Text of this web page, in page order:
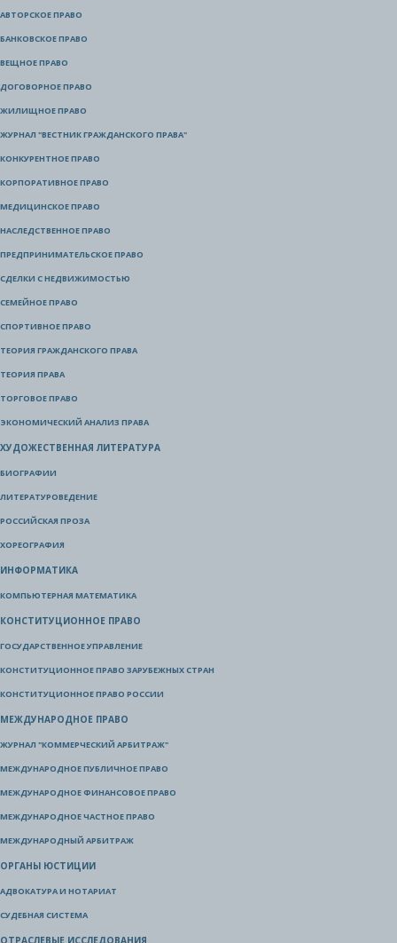
АВТОРСКОЕ ПРАВО
БАНКОВСКОЕ ПРАВО
ВЕЩНОЕ ПРАВО
ДОГОВОРНОЕ ПРАВО
ЖИЛИЩНОЕ ПРАВО
ЖУРНАЛ "ВЕСТНИК ГРАЖДАНСКОГО ПРАВА"
КОНКУРЕНТНОЕ ПРАВО
КОРПОРАТИВНОЕ ПРАВО
МЕДИЦИНСКОЕ ПРАВО
НАСЛЕДСТВЕННОЕ ПРАВО
ПРЕДПРИНИМАТЕЛЬСКОЕ ПРАВО
СДЕЛКИ С НЕДВИЖИМОСТЬЮ
СЕМЕЙНОЕ ПРАВО
СПОРТИВНОЕ ПРАВО
ТЕОРИЯ ГРАЖДАНСКОГО ПРАВА
ТЕОРИЯ ПРАВА
ТОРГОВОЕ ПРАВО
ЭКОНОМИЧЕСКИЙ АНАЛИЗ ПРАВА
ХУДОЖЕСТВЕННАЯ ЛИТЕРАТУРА
БИОГРАФИИ
ЛИТЕРАТУРОВЕДЕНИЕ
РОССИЙСКАЯ ПРОЗА
ХОРЕОГРАФИЯ
ИНФОРМАТИКА
КОМПЬЮТЕРНАЯ МАТЕМАТИКА
КОНСТИТУЦИОННОЕ ПРАВО
ГОСУДАРСТВЕННОЕ УПРАВЛЕНИЕ
КОНСТИТУЦИОННОЕ ПРАВО ЗАРУБЕЖНЫХ СТРАН
КОНСТИТУЦИОННОЕ ПРАВО РОССИИ
МЕЖДУНАРОДНОЕ ПРАВО
ЖУРНАЛ "КОММЕРЧЕСКИЙ АРБИТРАЖ"
МЕЖДУНАРОДНОЕ ПУБЛИЧНОЕ ПРАВО
МЕЖДУНАРОДНОЕ ФИНАНСОВОЕ ПРАВО
МЕЖДУНАРОДНОЕ ЧАСТНОЕ ПРАВО
МЕЖДУНАРОДНЫЙ АРБИТРАЖ
ОРГАНЫ ЮСТИЦИИ
АДВОКАТУРА И НОТАРИАТ
СУДЕБНАЯ СИСТЕМА